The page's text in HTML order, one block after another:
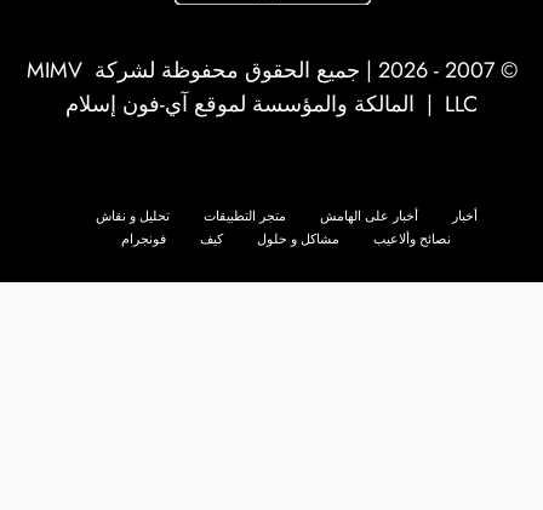
© 2007 - 2026 | جميع الحقوق محفوظة لشركة
MIMV
LLC | المالكة والمؤسسة لموقع آي-فون إسلام
أخبار أخبار على الهامش متجر التطبيقات
تحليل و نقاش
نصائح وألاعيب
مشاكل و حلول كيف فونجرام